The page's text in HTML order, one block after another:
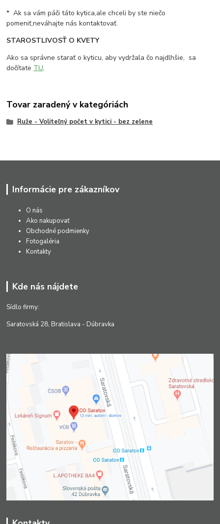
* Ak sa vám páči táto kytica,ale chceli by ste niečo
pomeniť,neváhajte nás kontaktovať.
STAROSTLIVOSŤ O KVETY
Ako sa správne starať o kyticu, aby vydržala čo najdlhšie, sa
dočítate TU.
Tovar zaradený v kategóriách
Ruže - Voliteľný počet v kytici - bez zelene
Informácie pre zákazníkov
O nás
Ako nakupovať
Obchodné podmienky
Fotogaléria
Kontakty
Kde nás nájdete
Sídlo firmy:
Saratovská 28, Bratislava - Dúbravka